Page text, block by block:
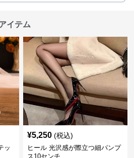
イテム
ッ
¥5,250 (税込)
ヒール 光沢感が際立つ細パンプ
ス10センチ